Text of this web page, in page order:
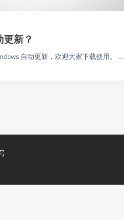
更新？
自动更新，欢迎大家下载使用。 ...